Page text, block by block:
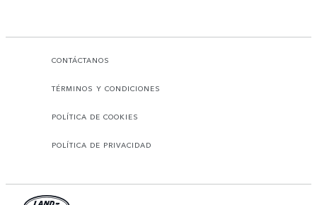
CONTÁCTANOS
TÉRMINOS Y CONDICIONES
POLÍTICA DE COOKIES
POLÍTICA DE PRIVACIDAD